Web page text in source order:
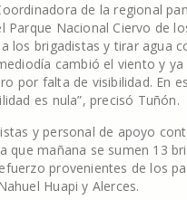
de la regional
Parque Nacional Ciervo de
los brigadistas y tirar agua
cambió el viento y
por falta de visibilidad. En
es nula”, precisó Tuñón.
y personal de apoyo
que mañana se sumen 13
provenientes de los
Huapi y Alerces.